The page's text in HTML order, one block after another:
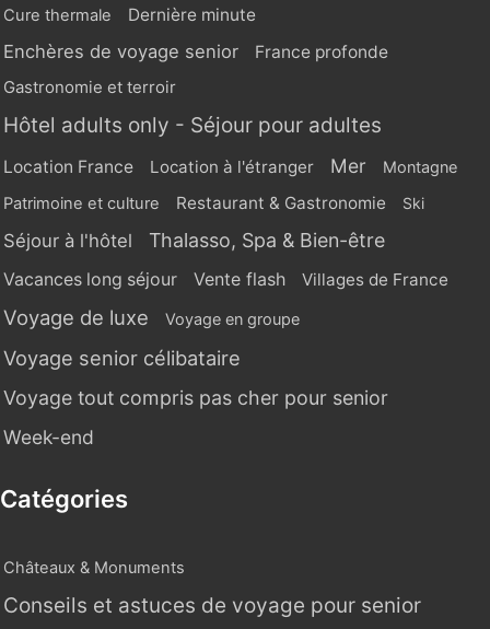
Cure thermale Dernière minute
Enchères de voyage senior
France profonde
Gastronomie et terroir
Hôtel adults only - Séjour pour adultes
Location France Location à l'étranger Mer Montagne
Patrimoine et culture Restaurant & Gastronomie Ski
Séjour à l'hôtel Thalasso, Spa & Bien-être
Vacances long séjour Vente flash Villages de France
Voyage de luxe Voyage en groupe
Voyage senior célibataire
Voyage tout compris pas cher pour senior
Week-end
Catégories
Châteaux & Monuments
Conseils et astuces de voyage pour senior